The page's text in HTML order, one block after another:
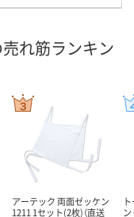
れ筋ランキン
アーテック 両面ゼッケン
1211 1セット(2枚)（直送